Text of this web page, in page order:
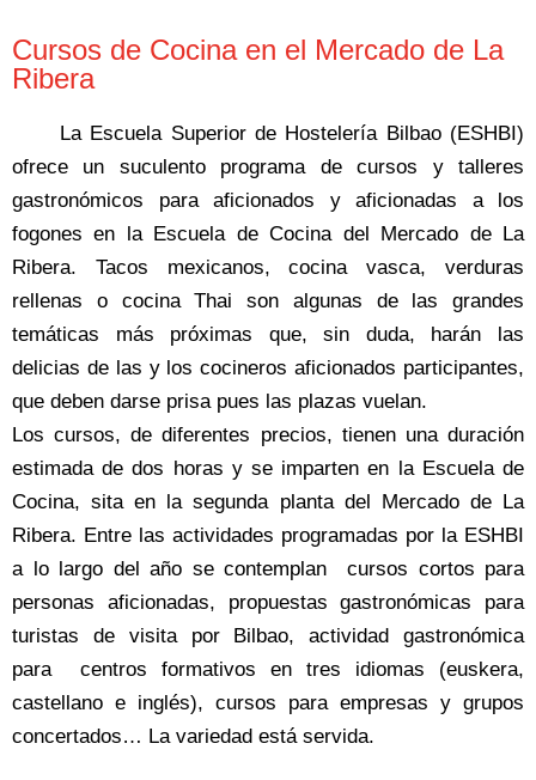
Cursos de Cocina en el Mercado de La
Ribera
La Escuela Superior de Hostelería Bilbao (ESHBI)
ofrece un suculento programa de cursos y talleres
gastronómicos para aficionados y aficionadas a los
fogones en la Escuela de Cocina del Mercado de La
Ribera. Tacos mexicanos, cocina vasca, verduras
rellenas o cocina Thai son algunas de las grandes
temáticas más próximas que, sin duda, harán las
delicias de las y los cocineros aficionados participantes,
que deben darse prisa pues las plazas vuelan.
Los cursos, de diferentes precios, tienen una duración
estimada de dos horas y se imparten en la Escuela de
Cocina, sita en la segunda planta del Mercado de La
Ribera. Entre las actividades programadas por la ESHBI
a lo largo del año se contemplan cursos cortos para
personas aficionadas, propuestas gastronómicas para
turistas de visita por Bilbao, actividad gastronómica
para centros formativos en tres idiomas (euskera,
castellano e inglés), cursos para empresas y grupos
concertados… La variedad está servida.